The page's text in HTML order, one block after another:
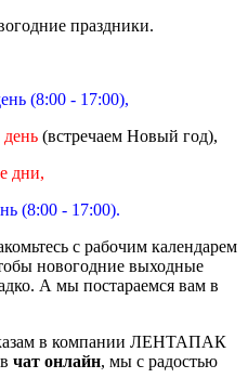
праздники.
(8:00 - 17:00),
(встречаем Новый год),
дни,
(8:00 - 17:00).
с рабочим календарем
новогодние выходные
А мы постараемся вам в
в компании ЛЕНТАПАК
чат онлайн, мы с радостью